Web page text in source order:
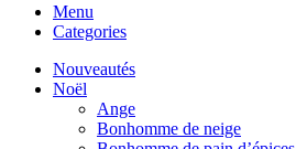
Menu
Categories
Nouveautés
Noël
Ange
Bonhomme de neige